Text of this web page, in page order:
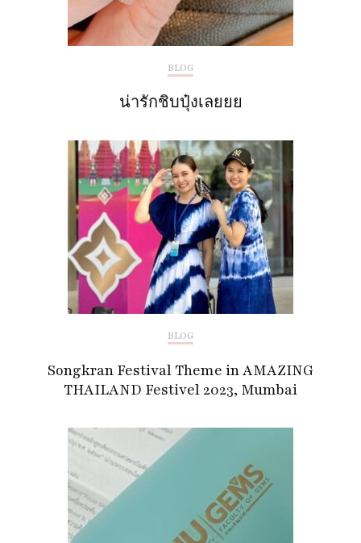
BLOG
น่ารักชิบปุ๋งเลยยย
BLOG
Songkran Festival Theme in AMAZING
THAILAND Festivel 2023, Mumbai